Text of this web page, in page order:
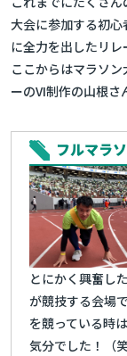
大会に参加する初
に全力を出したリレ
ここからはマラソ
ーのVI制作の山根さ
フルマラ
とにかく興奮し
が競技する会場
を競っている時
気分でした！（笑